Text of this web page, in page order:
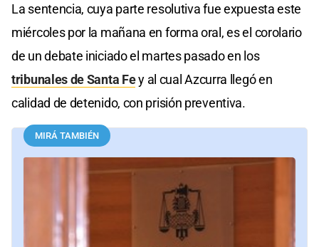
La sentencia, cuya parte resolutiva fue expuesta este
miércoles por la mañana en forma oral, es el corolario
de un debate iniciado el martes pasado en los
tribunales de Santa Fey al cual Azcurra llegó en
calidad de detenido, con prisión preventiva.
MIRÁ TAMBIÉN